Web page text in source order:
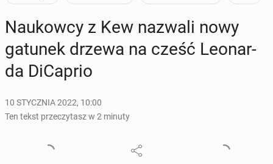
Na­ukow­cy z Kew nazwali nowy
gatunek drzewa na cześć Le­onar­
da Di­Ca­prio
10 STYCZNIA 2022, 10:00
Ten tekst przeczytasz w 2 minuty